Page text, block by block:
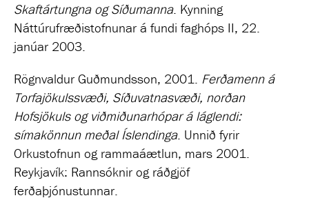
Skaftártungna og Síðumanna. Kynning
Náttúrufræðistofnunar á fundi faghóps II, 22.
janúar 2003.
Rögnvaldur Guðmundsson, 2001. Ferðamenn á
Torfajökulssvæði, Síðuvatnasvæði, norðan
Hofsjökuls og viðmiðunarhópar á láglendi:
símakönnun meðal Íslendinga. Unnið fyrir
Orkustofnun og rammaáætlun, mars 2001.
Reykjavík: Rannsóknir og ráðgjöf
ferðaþjónustunnar.